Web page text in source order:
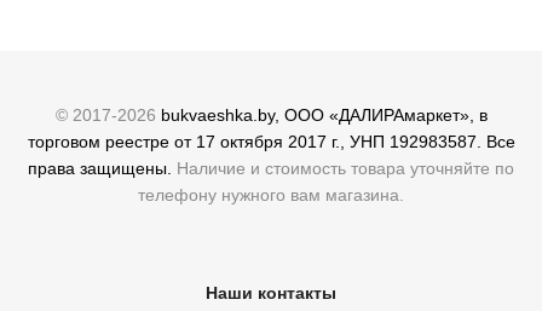
© 2017-2026 bukvaeshka.by, ООО «ДАЛИРАмаркет», в
торговом реестре от 17 октября 2017 г., УНП 192983587. Все
права защищены. Наличие и стоимость товара уточняйте по
телефону нужного вам магазина.
Наши контакты